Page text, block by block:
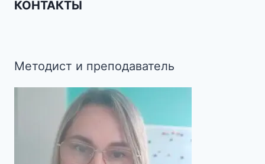
КОНТАКТЫ
Методист и преподаватель